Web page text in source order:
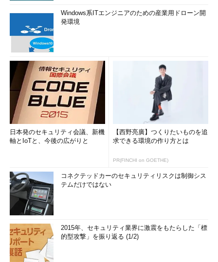
Windows系ITエンジニアのための産業用ドローン開
発環境
日本発のセキュリティ会議、新機
軸とIoTと、今後の広がりと
【西野亮廣】つくりたいものを追
求できる環境の作り方とは
PR(FINCHI on GOETHE)
コネクテッドカーのセキュリティリスクは制御シス
テムだけではない
2015年、セキュリティ業界に激震をもたらした「標
的型攻撃」を振り返る (1/2)